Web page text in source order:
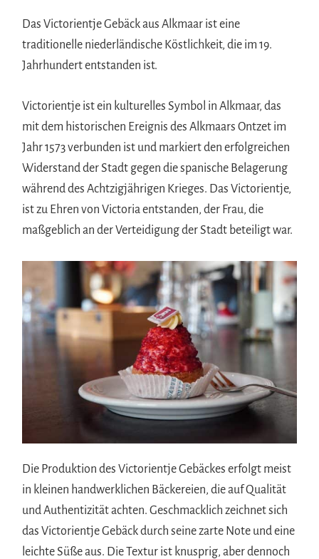
Das Victorientje Gebäck aus Alkmaar ist eine
traditionelle niederländische Köstlichkeit, die im 19.
Jahrhundert entstanden ist.
Victorientje ist ein kulturelles Symbol in Alkmaar, das
mit dem historischen Ereignis des Alkmaars Ontzet im
Jahr 1573 verbunden ist und markiert den erfolgreichen
Widerstand der Stadt gegen die spanische Belagerung
während des Achtzigjährigen Krieges. Das Victorientje,
ist zu Ehren von Victoria entstanden, der Frau, die
maßgeblich an der Verteidigung der Stadt beteiligt war.
Die Produktion des Victorientje Gebäckes erfolgt meist
in kleinen handwerklichen Bäckereien, die auf Qualität
und Authentizität achten. Geschmacklich zeichnet sich
das Victorientje Gebäck durch seine zarte Note und eine
leichte Süße aus. Die Textur ist knusprig, aber dennoch